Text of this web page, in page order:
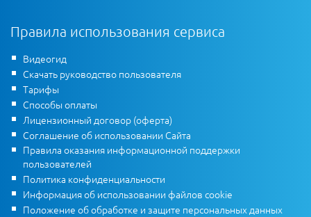
Правила использования сервиса
Видеогид
Скачать руководство пользователя
Тарифы
Способы оплаты
Лицензионный договор (оферта)
Соглашение об использовании Сайта
Правила оказания информационной поддержки
пользователей
Политика конфиденциальности
Информация об использовании файлов cookie
Положение об обработке и защите персональных данных